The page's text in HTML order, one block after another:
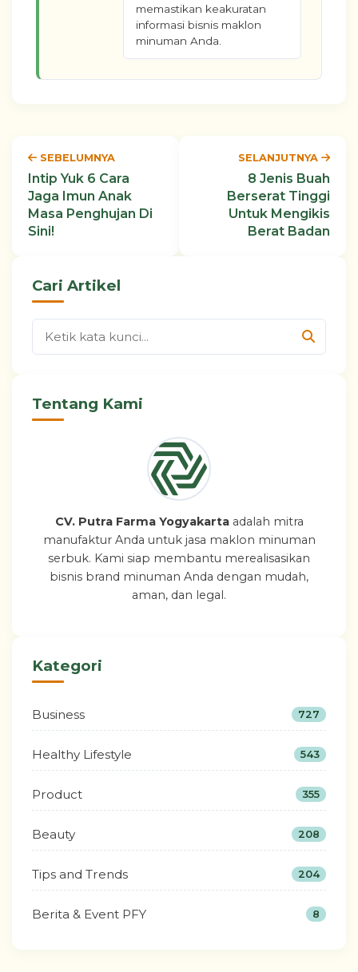
memastikan keakuratan
informasi bisnis maklon
minuman Anda.
SEBELUMNYA
Intip Yuk 6 Cara
Jaga Imun Anak
Masa Penghujan Di
Sini!
SELANJUTNYA
8 Jenis Buah
Berserat Tinggi
Untuk Mengikis
Berat Badan
Cari Artikel
Tentang Kami
CV. Putra Farma Yogyakartaadalah mitra
manufaktur Anda untuk jasa maklon minuman
serbuk. Kami siap membantu merealisasikan
bisnis brand minuman Anda dengan mudah,
aman, dan legal.
Kategori
Business 727
Healthy Lifestyle 543
Product 355
Beauty 208
Tips and Trends 204
Berita & Event PFY 8